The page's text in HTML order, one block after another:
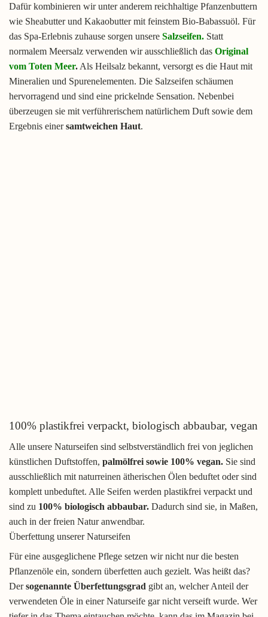
Dafür kombinieren wir unter anderem reichhaltige Pfanzenbuttern
wie Sheabutter und Kakaobutter mit feinstem Bio-Babassuöl. Für
das Spa-Erlebnis zuhause sorgen unsere Salzseifen. Statt
normalem Meersalz verwenden wir ausschließlich das Original
vom Toten Meer. Als Heilsalz bekannt, versorgt es die Haut mit
Mineralien und Spurenelementen. Die Salzseifen schäumen
hervorragend und sind eine prickelnde Sensation. Nebenbei
überzeugen sie mit verführerischem natürlichem Duft sowie dem
Ergebnis einersamtweichen Haut.
100% plastikfrei verpackt, biologisch abbaubar, vegan
Alle unsere Naturseifen sind selbstverständlich frei von jeglichen
künstlichen Duftstoffen, palmölfrei sowie 100% vegan. Sie sind
ausschließlich mit naturreinen ätherischen Ölen beduftet oder sind
komplett unbeduftet. Alle Seifen werden plastikfrei verpackt und
sind zu 100% biologisch abbaubar. Dadurch sind sie, in Maßen,
auch in der freien Natur anwendbar.
Überfettung unserer Naturseifen
Für eine ausgeglichene Pflege setzen wir nicht nur die besten
Pflanzenöle ein, sondern überfetten auch gezielt. Was heißt das?
Dersogenannte Überfettungsgrad gibt an, welcher Anteil der
verwendeten Öle in einer Naturseife gar nicht verseift wurde. Wer